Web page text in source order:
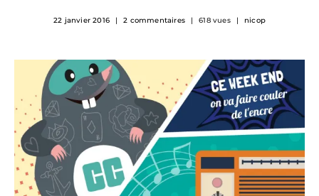
22 janvier 2016 2 commentaires 618 vues nicop